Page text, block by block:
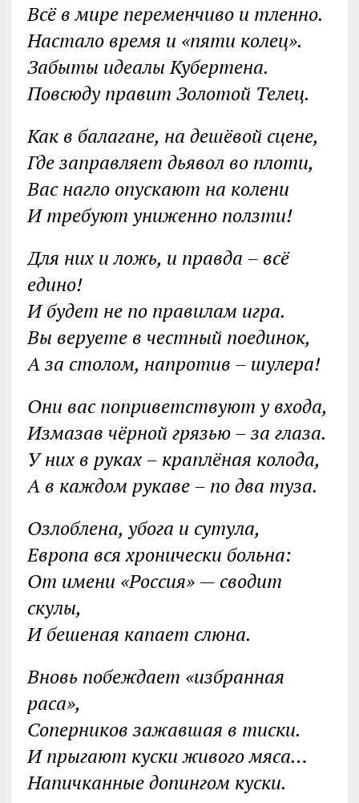
Всё в мире переменчиво и тленно.
Настало время и «пяти колец».
Забыты идеалы Кубертена.
Повсюду правит Золотой Телец.
Как в балагане, на дешёвой сцене,
Где заправляет дьявол во плоти,
Вас нагло опускают на колени
И требуют униженно ползти!
Для них и ложь, и правда – всё
едино!
И будет не по правилам игра.
Вы веруете в честный поединок,
А за столом, напротив – шулера!
Они вас поприветствуют у входа,
Измазав чёрной грязью – за глаза.
У них в руках – краплёная колода,
А в каждом рукаве – по два туза.
Озлоблена, убога и сутула,
Европа вся хронически больна:
От имени «Россия» — сводит
скулы,
И бешеная капает слюна.
Вновь побеждает «избранная
раса»,
Соперников зажавшая в тиски.
И прыгают куски живого мяса…
Напичканные допингом куски.